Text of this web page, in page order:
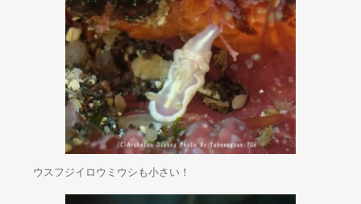
ウスフジイロウミウシも小さい！